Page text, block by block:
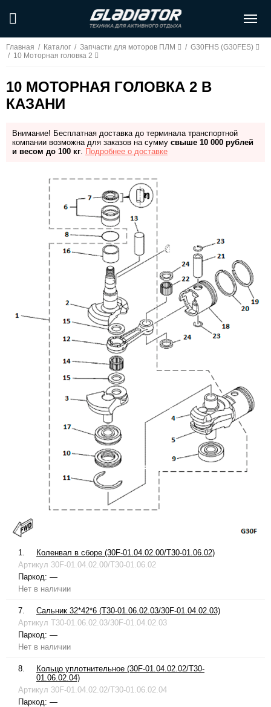
Главная / Каталог / Запчасти для моторов ПЛМ / G30FHS (G30FES)
/ 10 Моторная головка 2
10 МОТОРНАЯ ГОЛОВКА 2 В
КАЗАНИ
Внимание! Бесплатная доставка до терминала транспортной
компании возможна для заказов на сумму свыше 10 000 рублей
и весом до 100 кг. Подробнее о доставке
1.
Коленвал в сборе (30F-01.04.02.00/T30-01.06.02)
Артикул 30F-01.04.02.00/T30-01.06.02
Паркод: —
Нет в наличии
7.
Сальник 32*42*6 (T30-01.06.02.03/30F-01.04.02.03)
Артикул T30-01.06.02.03/30F-01.04.02.03
Паркод: —
Нет в наличии
8.
Кольцо уплотнительное (30F-01.04.02.02/T30-
01.06.02.04)
Артикул 30F-01.04.02.02/T30-01.06.02.04
Паркод: —